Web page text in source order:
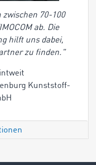
70-100
ab. Die
hilft uns dabei,
zu finden."
Kunststoff-